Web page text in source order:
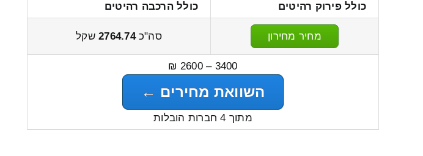
כולל פירוק רהיטים
כולל הרכבה רהיטים
מחיר מחירון סה"כ2764.74שקל
3400 – 2600 ₪
השוואת מחירים ←
מתוך 4 חברות הובלות